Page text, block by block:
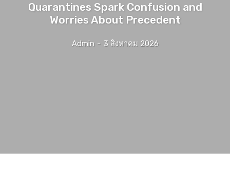
Quarantines Spark Confusion and
Worries About Precedent
Admin - 3 สิงหาคม 2026